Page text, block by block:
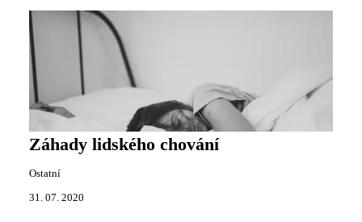
Záhady lidského chování
Ostatní
31. 07. 2020